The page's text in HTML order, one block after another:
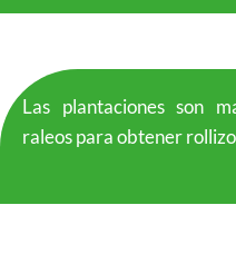
Las plantaciones son
raleos para obtener